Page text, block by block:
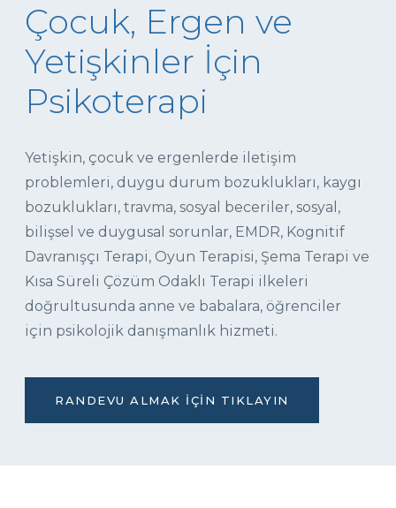
Çocuk, Ergen ve
Yetişkinler İçin
Psikoterapi
Yetişkin, çocuk ve ergenlerde iletişim
problemleri, duygu durum bozuklukları, kaygı
bozuklukları, travma, sosyal beceriler, sosyal,
bilişsel ve duygusal sorunlar, EMDR, Kognitif
Davranışçı Terapi, Oyun Terapisi, Şema Terapi ve
Kısa Süreli Çözüm Odaklı Terapi ilkeleri
doğrultusunda anne ve babalara, öğrenciler
için psikolojik danışmanlık hizmeti.
RANDEVU ALMAK İÇIN TIKLAYIN